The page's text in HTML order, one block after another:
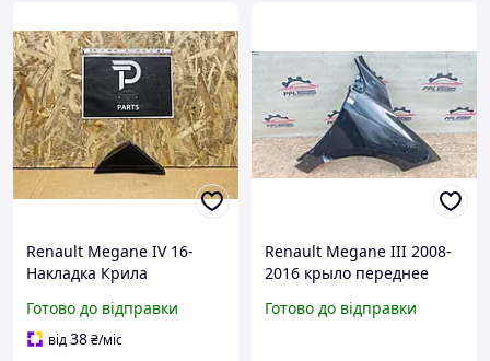
Renault Megane IV 16-
Накладка Крила
Верхня Зовнішня
Трикутник 638740438R
Готово до відправки
від38₴/міс
Renault Megane III 2008-
2016 крыло переднее
Готово до відправки